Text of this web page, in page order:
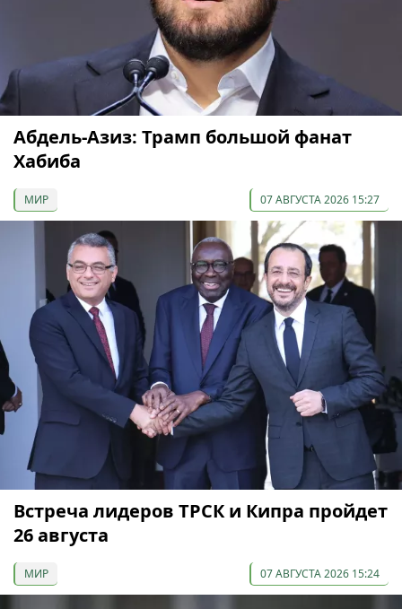
Абдель-Азиз: Трамп большой фанат
Хабиба
МИР 07 АВГУСТА 2026 15:27
Встреча лидеров ТРСК и Кипра пройдет
26 августа
МИР 07 АВГУСТА 2026 15:24